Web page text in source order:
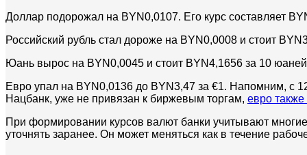
Доллар подорожал на BYN0,0107. Его курс составляет
Российский рубль стал дороже на BYN0,0008 и стоит
Юань вырос на BYN0,0045 и стоит BYN4,1656 за 10
Евро упал на BYN0,0136 до BYN3,47 за €1. Напомним, с
Нацбанк, уже не привязан к биржевым торгам, евро
При формировании курсов валют банки учитывают
уточнять заранее. Он может меняться как в течение